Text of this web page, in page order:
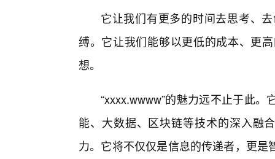
它让我们有更多的时间去思考、
缚。它让我们能够以更低的成本、更
想。
“xxxx.wwww”的魅力远不止于此
能、大数据、区块链等技术的深入融
力。它将不仅仅是信息的传递者，更